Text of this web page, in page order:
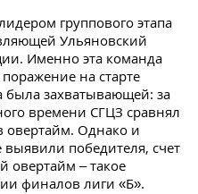
группового этапа
Ульяновский
Именно эта команда
на старте
была захватывающей: за
времени СГЦЗ сравнял
овертайм. Однако и
победителя, счет
овертайм – такое
финалов лиги «Б».